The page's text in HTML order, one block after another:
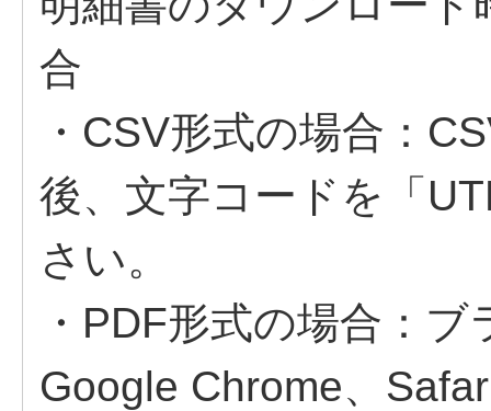
合
・CSV形式の場合：
後、文字コードを「
さい。
・PDF形式の場合：
Google Chrome、